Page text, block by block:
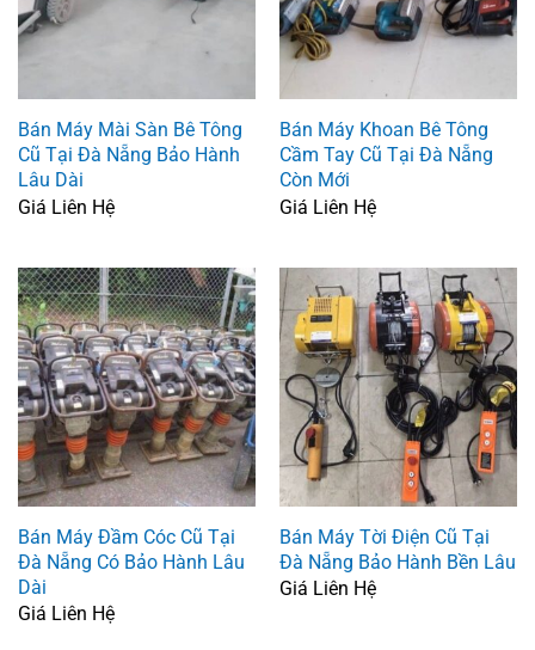
Bán Máy Mài Sàn Bê Tông
Cũ Tại Đà Nẵng Bảo Hành
Lâu Dài
Giá Liên Hệ
Bán Máy Khoan Bê Tông
Cầm Tay Cũ Tại Đà Nẵng
Còn Mới
Giá Liên Hệ
Bán Máy Đầm Cóc Cũ Tại
Đà Nẵng Có Bảo Hành Lâu
Dài
Giá Liên Hệ
Bán Máy Tời Điện Cũ Tại
Đà Nẵng Bảo Hành Bền Lâu
Giá Liên Hệ